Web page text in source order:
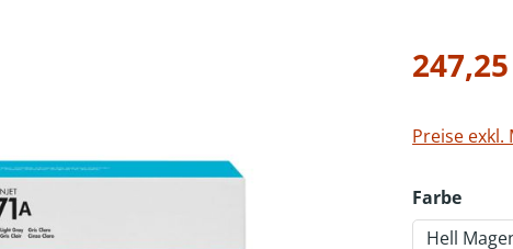
Regulärer
Preise exkl.
Farbe
Hell